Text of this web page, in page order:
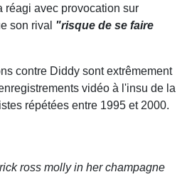
réagi avec provocation sur
son rival "risque de se faire
contre Diddy sont extrêmement
vidéo à l'insu de la
répétées entre 1995 et 2000.
ross molly in her champagne